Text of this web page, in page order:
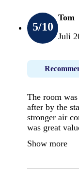
5/10
Tom
Juli
The room
after by the
stronger air
was great
Show more